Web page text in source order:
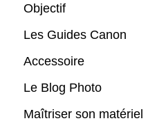
Objectif
Les Guides Canon
Accessoire
Le Blog Photo
Maîtriser son matériel